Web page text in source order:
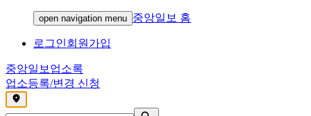
open navigation menu 중앙일보 홈
로그인회원가입
중앙일보 업소록
업소등록/변경 신청
,